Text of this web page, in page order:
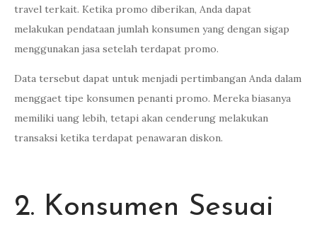
travel terkait. Ketika promo diberikan, Anda dapat
melakukan pendataan jumlah konsumen yang dengan sigap
menggunakan jasa setelah terdapat promo.
Data tersebut dapat untuk menjadi pertimbangan Anda dalam
menggaet tipe konsumen penanti promo. Mereka biasanya
memiliki uang lebih, tetapi akan cenderung melakukan
transaksi ketika terdapat penawaran diskon.
2. Konsumen Sesuai